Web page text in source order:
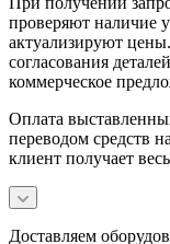
проверяют наличие
актуализируют
согласования
коммерческое
Оплата
переводом средств
клиент получает
Доставляем